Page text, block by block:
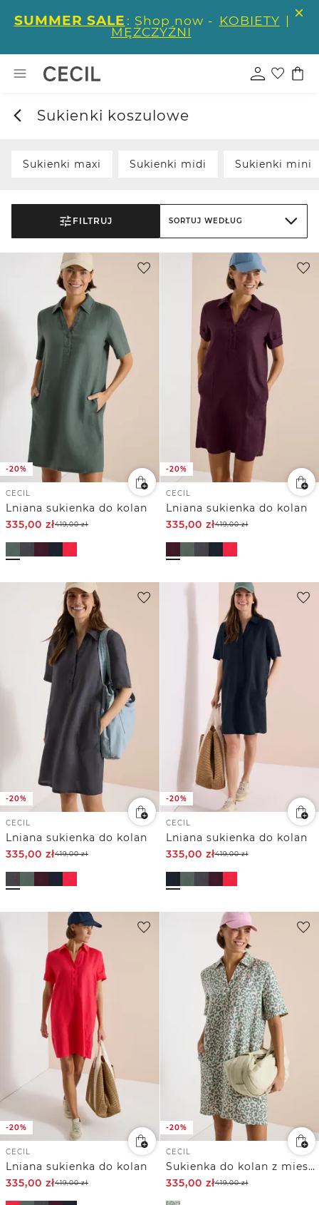
SUMMER SALE : Shop now - KOBIETY |
MĘŻCZYŹNI
Sukienki koszulowe
Sukienki maxi Sukienki midi Sukienki mini
FILTRUJ SORTUJ WEDŁUG
-20%
CECIL
Lniana sukienka do kolan
335,00 zł419,00zł
-20%
CECIL
Lniana sukienka do kolan
335,00 zł419,00zł
-20%
CECIL
Lniana sukienka do kolan
335,00 zł419,00zł
-20%
CECIL
Lniana sukienka do kolan
335,00 zł419,00zł
-20%
CECIL
Lniana sukienka do kolan
335,00 zł419,00zł
-20%
CECIL
Sukienka do kolan z mieszanki lnu
335,00 zł419,00zł